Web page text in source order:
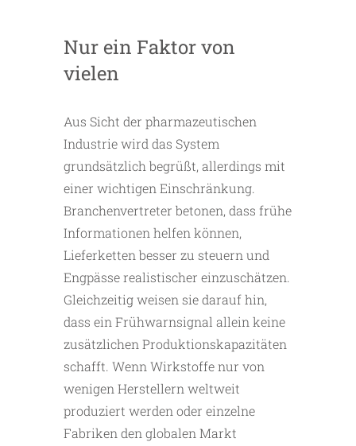
Nur ein Faktor von
vielen
Aus Sicht der pharmazeutischen
Industrie wird das System
grundsätzlich begrüßt, allerdings mit
einer wichtigen Einschränkung.
Branchenvertreter betonen, dass frühe
Informationen helfen können,
Lieferketten besser zu steuern und
Engpässe realistischer einzuschätzen.
Gleichzeitig weisen sie darauf hin,
dass ein Frühwarnsignal allein keine
zusätzlichen Produktionskapazitäten
schafft. Wenn Wirkstoffe nur von
wenigen Herstellern weltweit
produziert werden oder einzelne
Fabriken den globalen Markt